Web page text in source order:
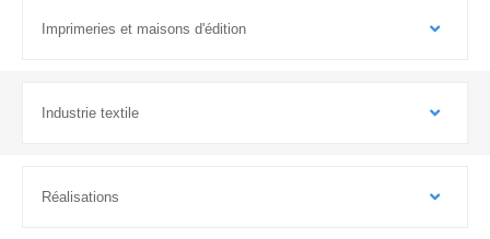
Imprimeries et maisons d'édition
Industrie textile
Réalisations